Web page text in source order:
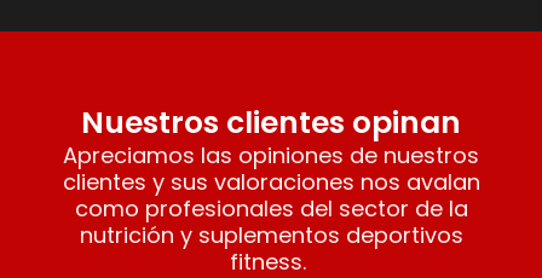
Nuestros clientes opinan
Apreciamos las opiniones de nuestros
clientes y sus valoraciones nos avalan
como profesionales del sector de la
nutrición y suplementos deportivos
fitness.